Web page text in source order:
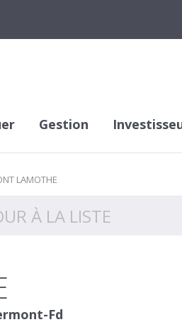
Gestion
LAMOTHE
À LA LISTE
Fd